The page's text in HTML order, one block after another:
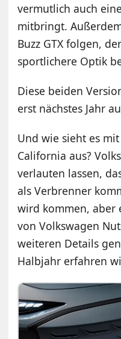
vermutlich auch
mitbringt.
Buzz GTX folgen,
sportlichere Optik
Diese beiden
erst nächstes Jahr
Und wie sieht es
California aus?
verlauten lassen,
als Verbrenner
wird kommen, aber
von Volkswagen
weiteren Details
Halbjahr erfahren